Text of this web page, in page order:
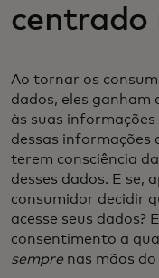
centrado
Ao tornar os
dados, eles ganham
às suas
dessas informações
terem consciência
desses dados. E se,
consumidor decidir
acesse seus dados?
consentimento a
sempre nas mãos